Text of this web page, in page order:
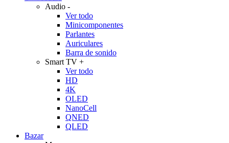
Audio -
Ver todo
Minicomponentes
Parlantes
Auriculares
Barra de sonido
Smart TV +
Ver todo
HD
4K
OLED
NanoCell
QNED
QLED
Bazar